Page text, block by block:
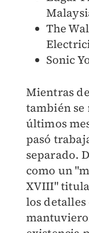
The
Sonic
Mientras
también se
últimos
pasó
separado.
como un
XVIII"
los